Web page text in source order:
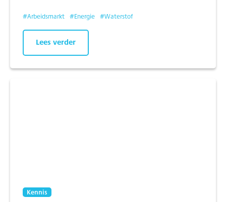
#Arbeidsmarkt #Energie #Waterstof
Lees verder
Kennis